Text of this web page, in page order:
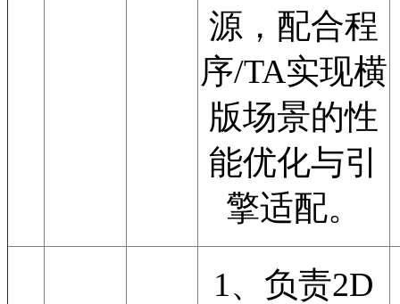
源，配合程
序/TA实现横
版场景的性
能优化与引
擎适配。
1、负责2D